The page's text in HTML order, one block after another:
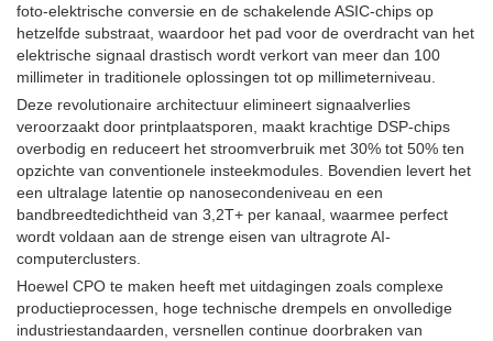
foto-elektrische conversie en de schakelende ASIC-chips op
hetzelfde substraat, waardoor het pad voor de overdracht van het
elektrische signaal drastisch wordt verkort van meer dan 100
millimeter in traditionele oplossingen tot op millimeterniveau.
Deze revolutionaire architectuur elimineert signaalverlies
veroorzaakt door printplaatsporen, maakt krachtige DSP-chips
overbodig en reduceert het stroomverbruik met 30% tot 50% ten
opzichte van conventionele insteekmodules. Bovendien levert het
een ultralage latentie op nanosecondeniveau en een
bandbreedtedichtheid van 3,2T+ per kanaal, waarmee perfect
wordt voldaan aan de strenge eisen van ultragrote AI-
computerclusters.
Hoewel CPO te maken heeft met uitdagingen zoals complexe
productieprocessen, hoge technische drempels en onvolledige
industriestandaarden, versnellen continue doorbraken van